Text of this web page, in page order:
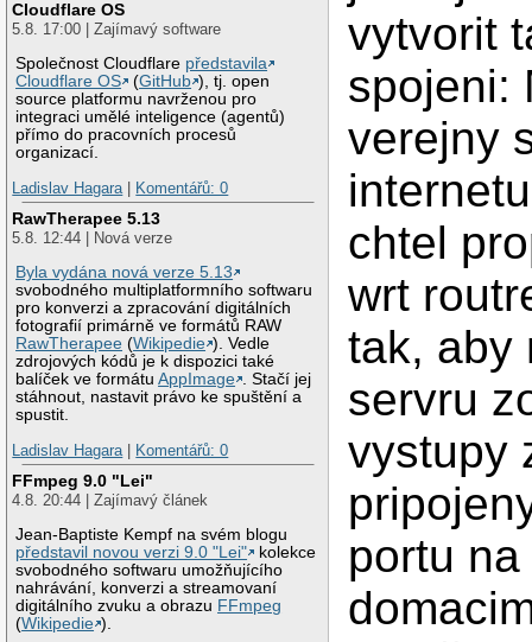
Cloudflare OS
5.8. 17:00 | Zajímavý software
Společnost Cloudflare představila
Cloudflare OS
(GitHub ), tj. open
source platformu navrženou pro
integraci umělé inteligence (agentů)
přímo do pracovních procesů
organizací.
Ladislav Hagara
Komentářů: 0
RawTherapee 5.13
5.8. 12:44 | Nová verze
Byla vydána nová verze 5.13
svobodného multiplatformního softwaru
pro konverzi a zpracování digitálních
fotografií primárně ve formátů RAW
RawTherapee (Wikipedie ). Vedle
zdrojových kódů je k dispozici také
balíček ve formátuAppImage . Stačí jej
stáhnout, nastavit právo ke spuštění a
spustit.
Ladislav Hagara
Komentářů: 0
FFmpeg 9.0 "Lei"
4.8. 20:44 | Zajímavý článek
Jean-Baptiste Kempf na svém blogu
představil novou verzi 9.0 "Lei"
kolekce
svobodného softwaru umožňujícího
nahrávání, konverzi a streamovaní
digitálního zvuku a obrazu FFmpeg
(Wikipedie ).
vytvorit
spojeni:
verejny
chtel
wrt
tak, aby
servru
vystupy
portu na